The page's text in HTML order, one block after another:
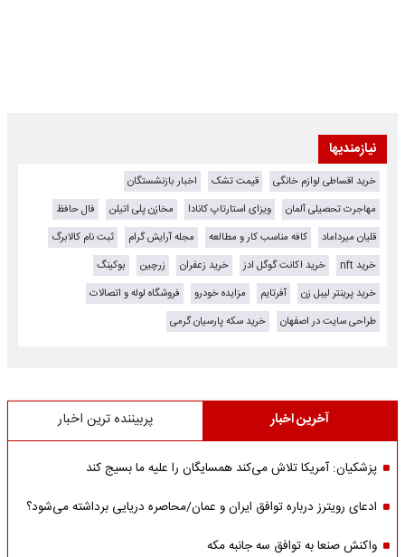
نیازمندیها
خرید اقساطی لوازم خانگی قیمت تشک
اخبار بازنشستگان
مهاجرت تحصیلی آلمان
ویزای استارتاپ کانادا مخازن پلی اتیلن
فال حافظ
قلیان میرداماد
کافه مناسب کار و مطالعه مجله آرایش گرام
ثبت نام کالابرگ
خرید nft
خرید اکانت گوگل ادز خرید زعفران زرچین
بوکینگ
خرید پرینتر لیبل زن
آفرتایم مزایده خودرو
فروشگاه لوله و اتصالات
طراحی سایت در اصفهان
خرید سکه پارسیان گرمی
آخرین اخبار پربیننده ترین اخبار
پزشکیان: آمریکا تلاش می‌کند همسایگان را علیه ما بسیج کند
ادعای رویترز درباره توافق ایران و عمان/محاصره دریایی برداشته می‌شود؟
واکنش صنعا به توافق سه جانبه مکه